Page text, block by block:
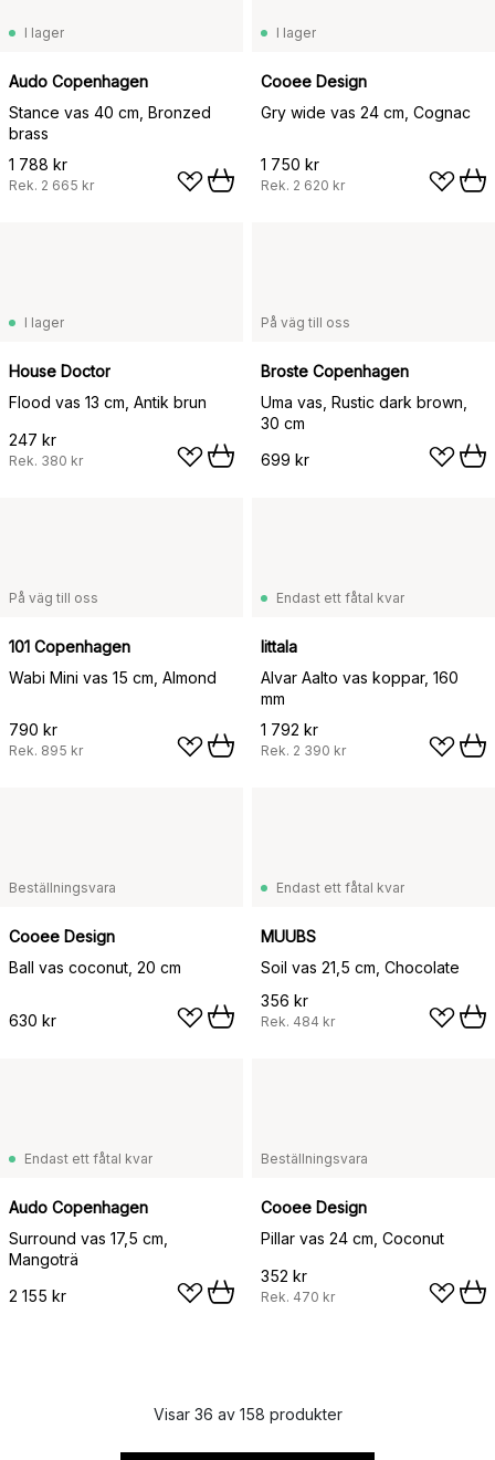
I lager
Audo Copenhagen
Stance vas 40 cm, Bronzed
brass
1 788 kr
Rek. 2 665 kr
I lager
Cooee Design
Gry wide vas 24 cm, Cognac
1 750 kr
Rek. 2 620 kr
I lager
House Doctor
Flood vas 13 cm, Antik brun
247 kr
Rek. 380 kr
På väg till oss
Broste Copenhagen
Uma vas, Rustic dark brown,
30 cm
699 kr
På väg till oss
101 Copenhagen
Wabi Mini vas 15 cm, Almond
790 kr
Rek. 895 kr
Endast ett fåtal kvar
Iittala
Alvar Aalto vas koppar, 160
mm
1 792 kr
Rek. 2 390 kr
Beställningsvara
Cooee Design
Ball vas coconut, 20 cm
630 kr
Endast ett fåtal kvar
MUUBS
Soil vas 21,5 cm, Chocolate
356 kr
Rek. 484 kr
Endast ett fåtal kvar
Audo Copenhagen
Surround vas 17,5 cm,
Mangoträ
2 155 kr
Beställningsvara
Cooee Design
Pillar vas 24 cm, Coconut
352 kr
Rek. 470 kr
Visar 36 av 158 produkter